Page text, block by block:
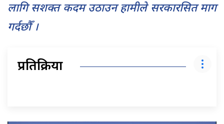
लागि सशक्त कदम उठाउन हामीले सरकारसित माग
गर्दछौँ ।
प्रतिक्रिया